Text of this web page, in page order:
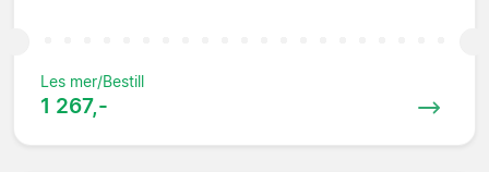
Les mer/Bestill
1 267,-